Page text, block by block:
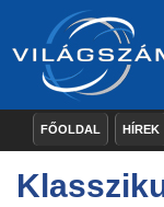
FŐOLDAL HÍREK